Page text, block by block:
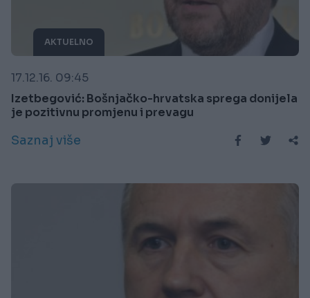
AKTUELNO
17.12.16. 09:45
Izetbegović: Bošnjačko-hrvatska sprega donijela
je pozitivnu promjenu i prevagu
Saznaj više